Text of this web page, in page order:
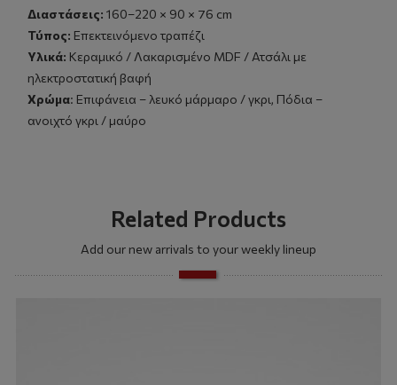
Διαστάσεις: 160–220 × 90 × 76 cm
Τύπος: Επεκτεινόμενο τραπέζι
Υλικά: Κεραμικό / Λακαρισμένο MDF / Ατσάλι με
ηλεκτροστατική βαφή
Χρώμα: Επιφάνεια – λευκό μάρμαρο / γκρι, Πόδια –
ανοιχτό γκρι / μαύρο
Related Products
Add our new arrivals to your weekly lineup